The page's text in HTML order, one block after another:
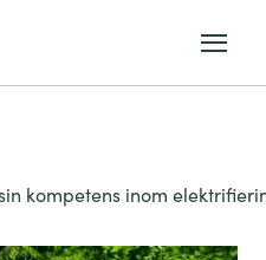
kompetens inom